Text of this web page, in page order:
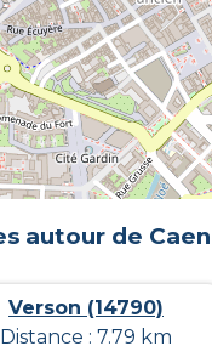
autour de Caen
Verson (14790)
Distance : 7.79 km